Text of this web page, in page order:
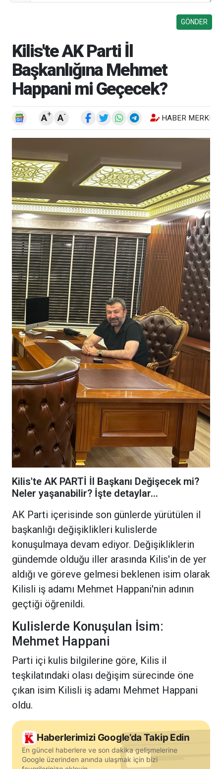
Kilis'te AK Parti İl
Başkanlığına Mehmet
Happani mi Geçecek?
A+ A- HABER MERKEZI
Kilis'te AK PARTİ İl Başkanı Değişecek mi?
Neler yaşanabilir? İşte detaylar...
AK Parti içerisinde son günlerde yürütülen il
başkanlığı değişiklikleri kulislerde
konuşulmaya devam ediyor. Değişikliklerin
gündemde olduğu iller arasında Kilis'in de yer
aldığı ve göreve gelmesi beklenen isim olarak
Kilisli iş adamı Mehmet Happani'nin adının
geçtiği öğrenildi.
Kulislerde Konuşulan İsim:
Mehmet Happani
Parti içi kulis bilgilerine göre, Kilis il
teşkilatındaki olası değişim sürecinde öne
çıkan isim Kilisli iş adamı Mehmet Happani
oldu.
Haberlerimizi Google’da Takip Edin
En güncel haberlere ve son dakika gelişmelerine
Google üzerinden anında ulaşmak için bizi